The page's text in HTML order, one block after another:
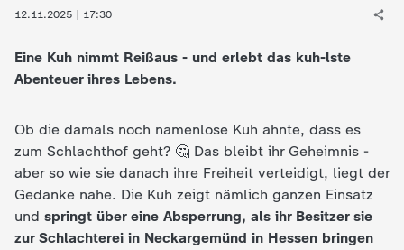
g
o
d
12.11.2025 | 17:30
Eine Kuh nimmt Reißaus - und erlebt das kuh-lste
Abenteuer ihres Lebens.
Ob die damals noch namenlose Kuh ahnte, dass es
zum Schlachthof geht? 🤔 Das bleibt ihr Geheimnis -
aber so wie sie danach ihre Freiheit verteidigt, liegt der
Gedanke nahe. Die Kuh zeigt nämlich ganzen Einsatz
und springt über eine Absperrung, als ihr Besitzer sie
zur Schlachterei in Neckargemünd in Hessen bringen